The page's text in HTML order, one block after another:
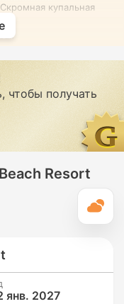
купальная
чтобы получать
Resort
янв. 2027